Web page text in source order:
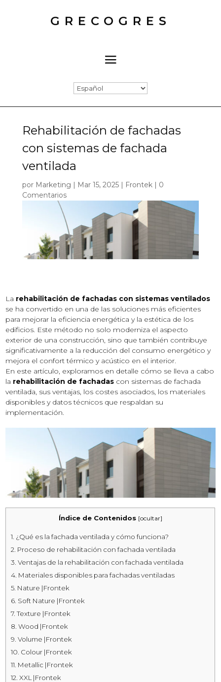
GRECOGRES
Rehabilitación de fachadas
con sistemas de fachada
ventilada
por Marketing | Mar 15, 2025| Frontek| 0
Comentarios
La rehabilitación de fachadas con sistemas ventilados
se ha convertido en una de las soluciones más eficientes
para mejorar la eficiencia energética y la estética de los
edificios. Este método no solo moderniza el aspecto
exterior de una construcción, sino que también contribuye
significativamente a la reducción del consumo energético y
mejora el confort térmico y acústico en el interior.
En este artículo, exploramos en detalle cómo se lleva a cabo
la rehabilitación de fachadas con sistemas de fachada
ventilada, sus ventajas, los costes asociados, los materiales
disponibles y datos técnicos que respaldan su
implementación.
Índice de Contenidos [ocultar]
1. ¿Qué es la fachada ventilada y cómo funciona?
2. Proceso de rehabilitación con fachada ventilada
3. Ventajas de la rehabilitación con fachada ventilada
4. Materiales disponibles para fachadas ventiladas
5. Nature |Frontek
6. Soft Nature |Frontek
7. Texture |Frontek
8. Wood |Frontek
9. Volume |Frontek
10. Colour |Frontek
11. Metallic |Frontek
12. XXL |Frontek